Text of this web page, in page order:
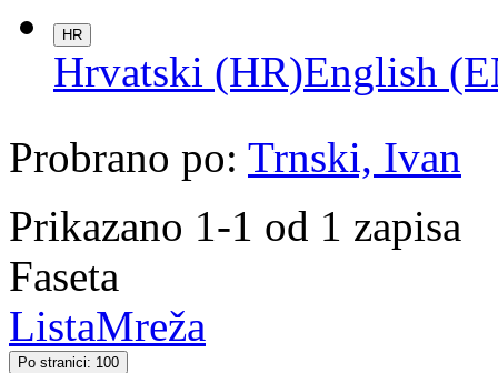
HR
Hrvatski (HR)English
Probrano po: Trnski, Ivan
Prikazano 1-1 od 1 zapisa
Faseta
ListaMreža
Po stranici: 100